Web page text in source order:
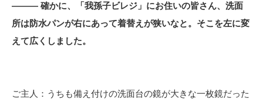
――― 確かに、「我孫子ビレジ」にお住いの皆さん、洗面
所は防水パンが右にあって着替えが狭いなと。そこを左に変
えて広くしました。
ご主人：うちも備え付けの洗面台の鏡が大きな一枚鏡だった